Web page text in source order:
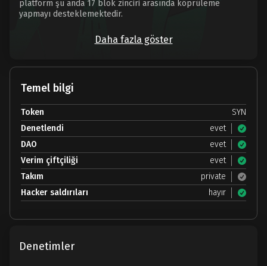
platform şu anda 17 blok zinciri arasında köprüleme
yapmayı desteklemektedir.
Daha fazla göster
Temel bilgi
Token
SYN
Denetlendi
evet
DAO
evet
Verim çiftçiliği
evet
Takım
private
Hacker saldırıları
hayır
Denetimler